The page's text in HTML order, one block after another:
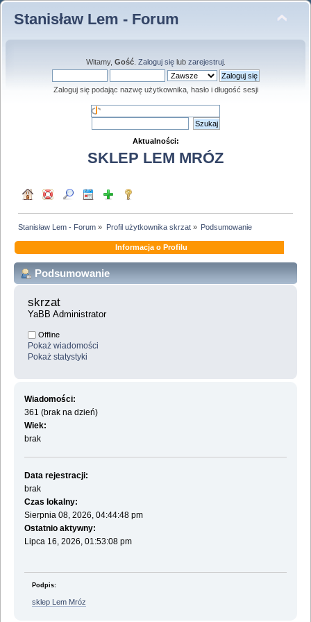
Stanisław Lem - Forum
Witamy, Gość. Zaloguj sięlub zarejestruj.
Zaloguj się podając nazwę użytkownika, hasło i długość sesji
Aktualności:
SKLEP LEM MRÓZ
Stanisław Lem - Forum » Profil użytkownika skrzat» Podsumowanie
Informacja o Profilu
Podsumowanie
skrzat
YaBB Administrator
Offline
Pokaż wiadomości
Pokaż statystyki
Wiadomości:
361 (brak na dzień)
Wiek:
brak
Data rejestracji:
brak
Czas lokalny:
Sierpnia 08, 2026, 04:44:48 pm
Ostatnio aktywny:
Lipca 16, 2026, 01:53:08 pm
Podpis:
sklep Lem Mróz